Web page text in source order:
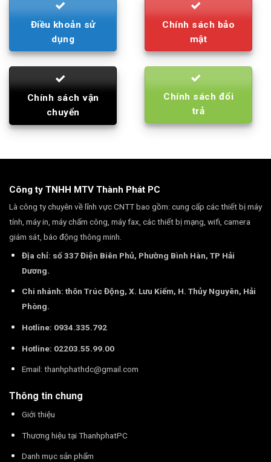
Điều khoản sử
dụng
Chính sách bảo
mật
Chính sách vận
chuyển
Chính sách đổi
trả
Công ty TNHH MTV Thành Phát PC
Là công ty chuyên về lĩnh vực CNTT bao gồm: cung cấp các thiết bị máy
tính, máy in, máy chấm công, máy fax, các thiết bị mạng, wifi, camera
giám sát, báo động thông minh.
Địa chỉ: số 337 Điện Biên Phủ, Phường Bình Hàn, TP Hải
Dương.
Chi nhánh: thôn Trúc Động, X. Lưu Kiếm, H. Thủy Nguyên, Hải
Phòng.
Hotline: 0934.335.792
Hotline: 02203.55.99.00
Email: thanhphathdc@gmail.com
Thông tin chung
Giới thiệu
Thương hiệu tại ThanhphatPC
Danh mục sản phẩm